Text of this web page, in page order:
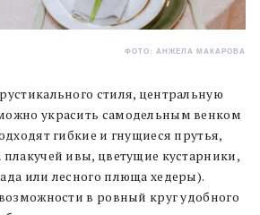
ФОТО: АНЖЕЛА МАКАРОВА
стиля, центральную
украсить самодельным венком
гибкие и гнущиеся прутья,
ивы, цветущие кустарники,
или лесного плюща хедеры).
в ровный круг удобного